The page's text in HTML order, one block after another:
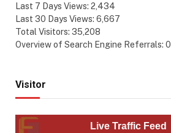
Last 7 Days Views: 2,434
Last 30 Days Views: 6,667
Total Visitors: 35,208
Overview of Search Engine Referrals: 0
Visitor
Live Traffic Feed